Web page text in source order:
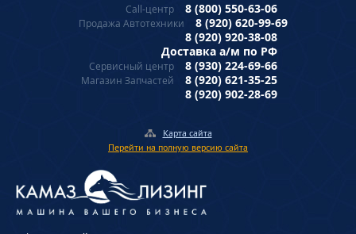
Call-центр 8 (800) 550-63-06
Продажа Автотехники
8 (920) 620-99-69
8 (920) 920-38-08
Доставка а/м по РФ
Сервисный центр 8 (930) 224-69-66
Магазин Запчастей
8 (920) 621-35-25
8 (920) 902-28-69
Карта сайта
Перейти на полную версию сайта